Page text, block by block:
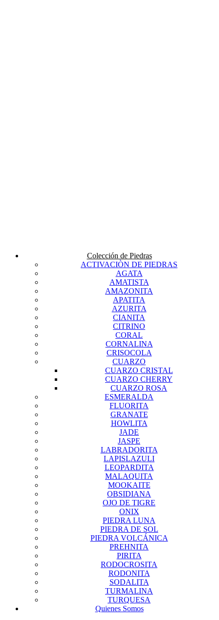
Colección de Piedras
ACTIVACIÒN DE PIEDRAS
AGATA
AMATISTA
AMAZONITA
APATITA
AZURITA
CIANITA
CITRINO
CORAL
CORNALINA
CRISOCOLA
CUARZO
CUARZO CRISTAL
CUARZO CHERRY
CUARZO ROSA
ESMERALDA
FLUORITA
GRANATE
HOWLITA
JADE
JASPE
LABRADORITA
LAPISLAZULI
LEOPARDITA
MALAQUITA
MOOKAITE
OBSIDIANA
OJO DE TIGRE
ONIX
PIEDRA LUNA
PIEDRA DE SOL
PIEDRA VOLCÁNICA
PREHNITA
PIRITA
RODOCROSITA
RODONITA
SODALITA
TURMALINA
TURQUESA
Quienes Somos